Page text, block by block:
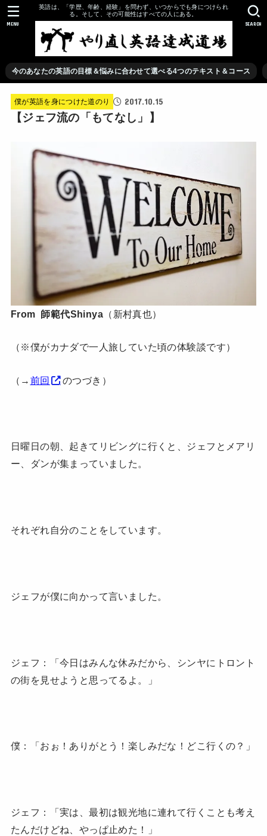
英語は、「学歴、年齢、経験」を問わず、いつからでも身につけられ
る。そして、その可能性はすべての人にある。
今のあなたの英語の目標＆悩みに合わせて選べる4つのテキスト＆コース
SEARCH
MENU
僕が英語を身につけた道のり 2017.10.15
【ジェフ流の「もてなし」】
From 師範代Shinya （新村真也）
（※僕がカナダで一人旅していた頃の体験談です）
（→ 前回 のつづき）
日曜日の朝、起きてリビングに行くと、ジェフとメアリ
ー、ダンが集まっていました。
それぞれ自分のことをしています。
ジェフが僕に向かって言いました。
ジェフ：「今日はみんな休みだから、シンヤにトロント
の街を見せようと思ってるよ。」
僕：「おぉ！ありがとう！楽しみだな！どこ行くの？」
ジェフ：「実は、最初は観光地に連れて行くことも考え
たんだけどね、やっぱ止めた！」